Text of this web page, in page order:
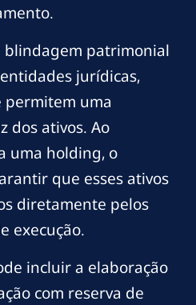
blindagem patrimonial
jurídicas,
permitem uma
dos ativos. Ao
uma holding, o
que esses ativos
diretamente pelos
execução.
incluir a elaboração
com reserva de